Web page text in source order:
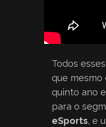
Todos
que
quinto ano
para o
eSports, e